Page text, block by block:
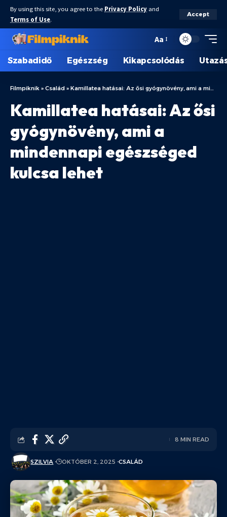
By using this site, you agree to the Privacy Policy and
Terms of Use.
Accept
Aa
Szabadidő Egészség Kikapcsolódás
Filmpiknik » Család » Kamillatea hatásai: Az ősi gyógynövény, ami a mindennapi egészséged kulcsa lehet
Kamillatea hatásai: Az ősi
gyógynövény, ami a
mindennapi egészséged
kulcsa lehet
SZILVIA OKTÓBER 2, 2025 CSALÁD
8 MIN READ